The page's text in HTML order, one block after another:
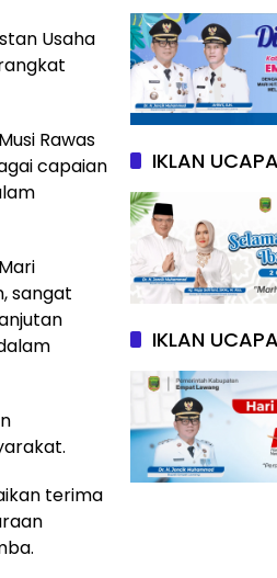
Usaha
Rawas
capaian
sangat
terima
IKLAN
IKLAN